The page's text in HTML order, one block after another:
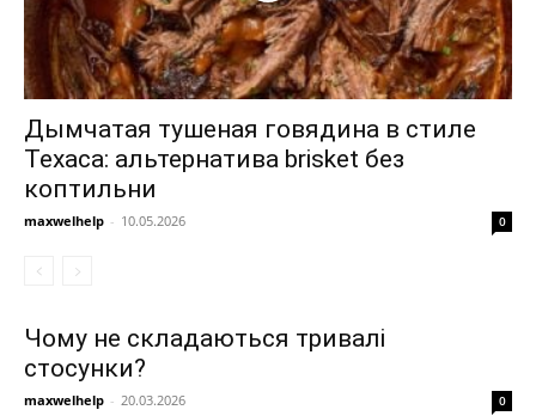
Дымчатая тушеная говядина в стиле
Техаса: альтернатива brisket без
коптильни
maxwelhelp - 10.05.2026 0
Чому не складаються тривалі
стосунки?
maxwelhelp - 20.03.2026 0